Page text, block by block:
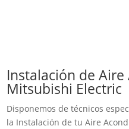
Instalación de
Mitsubishi Electric
Disponemos de técnicos
la Instalación de tu Aire